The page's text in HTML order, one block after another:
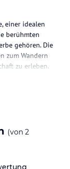
einer idealen
berühmten
gehören. Die
zum Wandern
zu erleben.
so angenehm
komfortable
Badewanne für
(von 2